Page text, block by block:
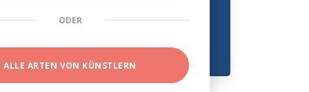
ODER
ALLE ARTEN VON KÜNSTLERN